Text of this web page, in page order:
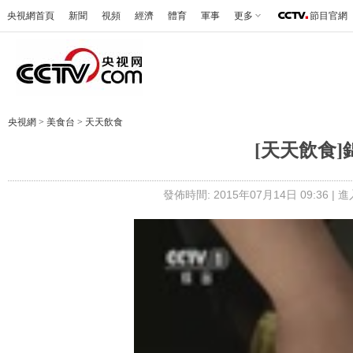
央視網首頁 新聞 視頻 經濟 體育 軍事 更多 節目官網
央視網 > 美食台 > 天天飲食
[天天飲食]
發佈時間: 2015年07月14日 09:36 | 進